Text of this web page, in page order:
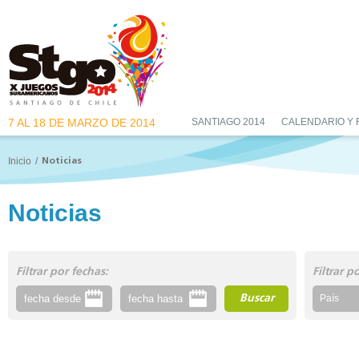
7 AL 18 DE MARZO DE 2014 SANTIAGO 2014 CALENDARIO Y
Inicio / Noticias
Noticias
Filtrar por fechas:
Buscar
Filtrar
País